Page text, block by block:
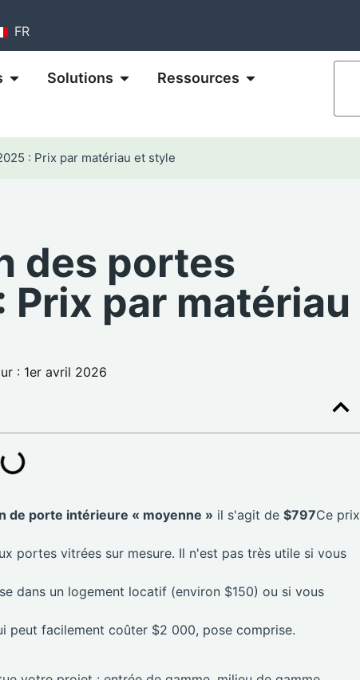
FR
Solutions Ressources
: Prix par matériau et style
des portes
par matériau
: 1er avril 2026
de porte intérieure « moyenne » il s'agit de $797Ce prix
portes vitrées sur mesure. Il n'est pas très utile si vous
dans un logement locatif (environ $150) ou si vous
facilement coûter $2 000, pose comprise.